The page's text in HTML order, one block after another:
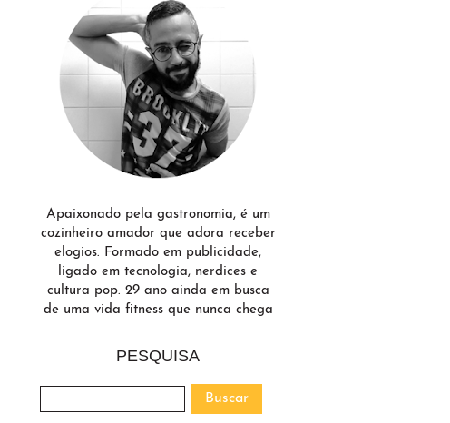
Apaixonado pela gastronomia, é um
cozinheiro amador que adora receber
elogios. Formado em publicidade,
ligado em tecnologia, nerdices e
cultura pop. 29 ano ainda em busca
de uma vida fitness que nunca chega
PESQUISA